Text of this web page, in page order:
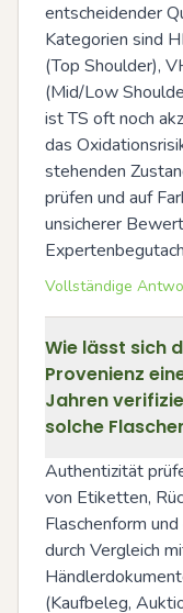
entscheidender
Kategorien sind
(Top Shoulder),
(Mid/Low
ist TS oft noch
das
stehenden
prüfen und auf
unsicherer
Vollständige
Wie lässt sich
Provenienz
Jahren
solche
Authentizität
von Etiketten,
Flaschenform
durch Vergleich
(Kaufbeleg,